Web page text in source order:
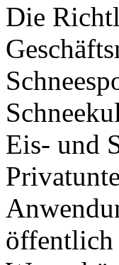
Die
Eis- und
öffentlich